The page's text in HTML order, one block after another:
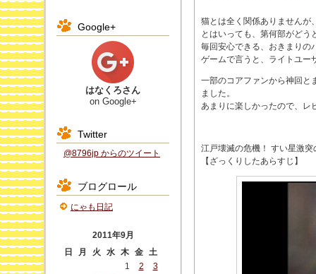
猫とは全く関係ありませんが
とはいっても、第何部がど
毎回安心できる、おきまりの
ゲームで言うと、ライトユー
一部のコアファンから神回と
ました。
あまりに楽しかったので、レ
江戸壊滅の危機！ すい星激突
【ざっくりしたあらすじ】
Google+
はなくろさん
on Google+
Twitter
@8796jp からのツイート
ブログロール
にゃも日記
2011年9月
日
月 火 水 木 金 土
1
2
3